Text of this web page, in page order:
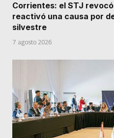
Corrientes: el STJ
reactivó una causa por
silvestre
7 agosto 2026